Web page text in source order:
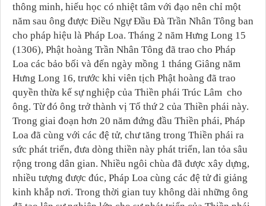
thông minh, hiếu học có nhiệt tâm với đạo nên chỉ một
năm sau ông được Điều Ngự Đầu Đà Trần Nhân Tông ban
cho pháp hiệu là Pháp Loa. Tháng 2 năm Hưng Long 15
(1306), Phật hoàng Trần Nhân Tông đã trao cho Pháp
Loa các bảo bối và đến ngày mồng 1 tháng Giâng năm
Hưng Long 16, trước khi viên tịch Phật hoàng đã trao
quyền thừa kế sự nghiệp của Thiền phái Trúc Lâm cho
ông. Từ đó ông trở thành vị Tổ thứ 2 của Thiền phái này.
Trong giai đoạn hơn 20 năm đứng đầu Thiền phái, Pháp
Loa đã cùng với các đệ tử, chư tăng trong Thiền phái ra
sức phát triển, đưa dòng thiền này phát triển, lan tỏa sâu
rộng trong dân gian. Nhiều ngôi chùa đã được xây dựng,
nhiều tượng được đúc, Pháp Loa cùng các đệ tử đi giảng
kinh khắp nơi. Trong thời gian tuy không dài những ông